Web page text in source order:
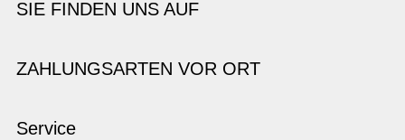
SIE FINDEN UNS AUF
ZAHLUNGSARTEN VOR ORT
Service